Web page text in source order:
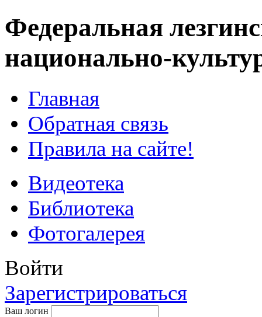
Федеральная
национально-
Главная
Обратная связь
Правила на сайте!
Видеотека
Библиотека
Фотогалерея
Войти
Зарегистрироваться
Ваш логин